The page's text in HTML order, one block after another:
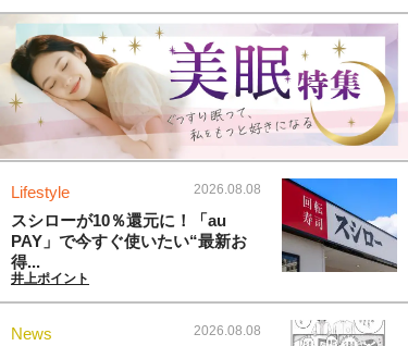
Lifestyle 2026.08.08
スシローが10％還元に！「au
PAY」で今すぐ使いたい“最新お
得...
井上ポイント
News 2026.08.08